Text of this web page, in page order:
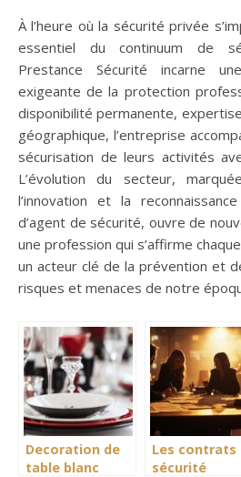
À l’heure où la sécurité privée
essentiel du continuum de
Prestance Sécurité incarne
exigeante de la protection
disponibilité permanente,
géographique, l’entreprise
sécurisation de leurs activités
L’évolution du secteur,
l’innovation et la
d’agent de sécurité, ouvre de
une profession qui s’affirme
un acteur clé de la prévention et
risques et menaces de notre
Decoration de
table blanc
Les contrats
sécurité